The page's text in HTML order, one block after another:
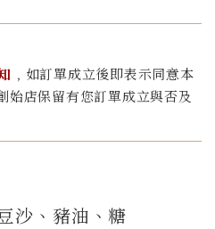
﹐如訂單成立後即表示同意本
店保留有您訂單成立與否及
沙、豬油、糖